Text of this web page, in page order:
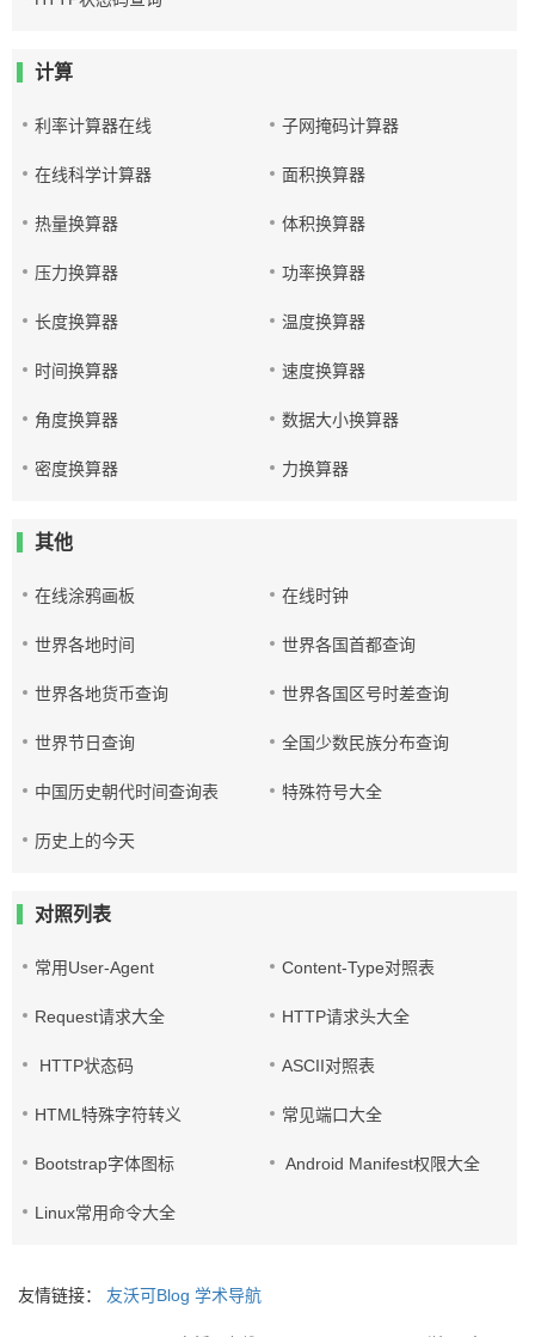
计算
利率计算器在线 子网掩码计算器
在线科学计算器 面积换算器
热量换算器 体积换算器
压力换算器 功率换算器
长度换算器 温度换算器
时间换算器 速度换算器
角度换算器 数据大小换算器
密度换算器 力换算器
其他
在线涂鸦画板 在线时钟
世界各地时间 世界各国首都查询
世界各地货币查询 世界各国区号时差查询
世界节日查询 全国少数民族分布查询
中国历史朝代时间查询表 特殊符号大全
历史上的今天
对照列表
常用User-Agent Content-Type对照表
Request请求大全 HTTP请求头大全
HTTP状态码 ASCII对照表
HTML特殊字符转义 常见端口大全
Bootstrap字体图标 Android Manifest权限大全
Linux常用命令大全
友情链接： 友沃可Blog 学术导航